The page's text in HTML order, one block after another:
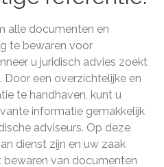
alle documenten en
te bewaren voor
u juridisch advies zoekt
Door een overzichtelijke en
te handhaven, kunt u
informatie gemakkelijk
adviseurs. Op deze
dienst zijn en uw zaak
bewaren van documenten